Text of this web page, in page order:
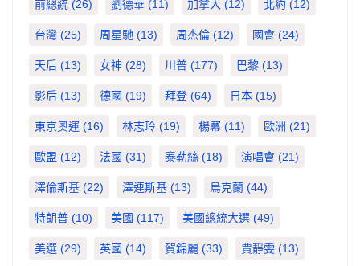
前總統 (26) 劉德華 (11) 加拿大 (12) 北約 (12)
台灣 (25) 周星馳 (13) 周杰倫 (12) 國會 (24)
天后 (13) 女神 (28) 川普 (177) 巴黎 (13)
影后 (13) 德國 (19) 拜登 (64) 日本 (15)
東京奧運 (16) 林志玲 (19) 楊冪 (11) 歐洲 (21)
歐盟 (12) 法國 (31) 泰勒絲 (18) 演唱會 (21)
澤倫斯基 (22) 澤連斯基 (13) 烏克蘭 (44)
特朗普 (10) 美國 (117) 美國總統大選 (49)
美選 (29) 英國 (14) 賀錦麗 (33) 賈靜雯 (13)